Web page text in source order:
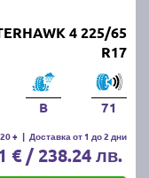
4 225/65
R17
B 71
+ | Доставка от 1 до 2 дни
€ / 238.24 лв.